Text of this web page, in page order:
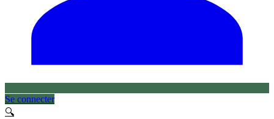
Se connecter
🔍